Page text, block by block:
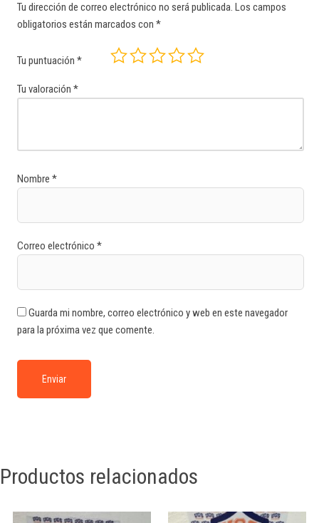
Tu dirección de correo electrónico no será publicada. Los campos
obligatorios están marcados con *
Tu puntuación *
Tu valoración *
Nombre *
Correo electrónico *
Guarda mi nombre, correo electrónico y web en este navegador
para la próxima vez que comente.
Productos relacionados